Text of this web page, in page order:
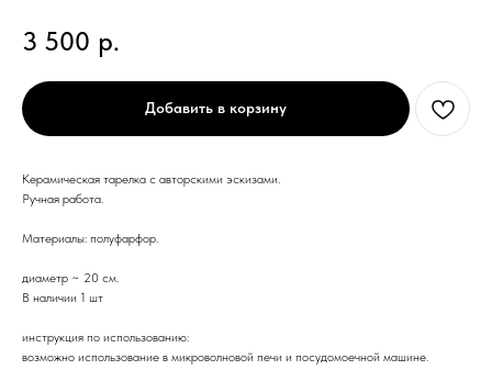
3 500 р.
Добавить в корзину
Керамическая тарелка с авторскими эскизами.
Ручная работа.
Материалы: полуфарфор.
диаметр ~ 20 см.
В наличии 1 шт
инструкция по использованию:
возможно использование в микроволновой печи и посудомоечной машине.